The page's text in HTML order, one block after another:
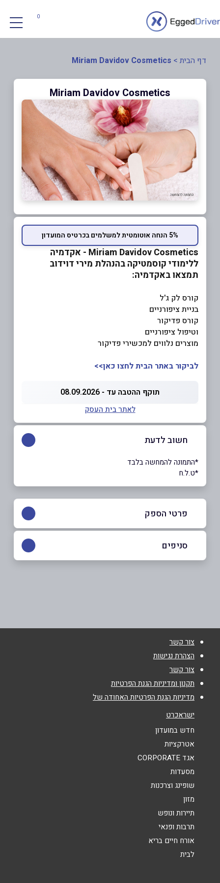
0
דף הבית >
Miriam Davidov Cosmetics
Miriam Davidov Cosmetics
5% הנחה אוטומטית למשלמים בכרטיס המועדון
Miriam Davidov Cosmetics - אקדמיה
ללימודי קוסמטיקה בהנהלת מירי דוידוב
תמצאו באקדמיה:
קורס לק ג'ל
בניית ציפורניים
קורס פדיקור
וטיפול ציפורניים
מוצרים נלווים למכשירי פדיקור
לביקור באתר הבית לחצו כאן>>
תוקף ההטבה עד - 08.09.2026
לאתר בית העסק
חשוב לדעת
*התמונה להמחשה בלבד
*ט.ל.ח
פרטי הספק
052-6981101
טלפון *
אימייל*
נושא*
אנא חזרו אלי בקשר ל...
הודעה*
סניפים
צור קשר
הצהרת נגישות
צור קשר
תקנון ומדיניות הגנת הפרטיות
מדיניות הגנת הפרטיות האחודה של
ישראכרט
חדש במועדון
אטרקציות
אגד CORPORATE
מסעדות
שופינג וצרכנות
מזון
תיירות ונופש
תרבות ופנאי
אורח חיים בריא
לבית